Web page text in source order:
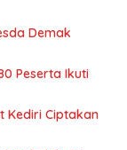
Demak
Peserta Ikuti
Kediri Ciptakan